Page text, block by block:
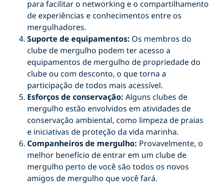
para facilitar o networking e o compartilhamento
de experiências e conhecimentos entre os
mergulhadores.
Suporte de equipamentos: Os membros do
clube de mergulho podem ter acesso a
equipamentos de mergulho de propriedade do
clube ou com desconto, o que torna a
participação de todos mais acessível.
Esforços de conservação: Alguns clubes de
mergulho estão envolvidos em atividades de
conservação ambiental, como limpeza de praias
e iniciativas de proteção da vida marinha.
Companheiros de mergulho: Provavelmente, o
melhor benefício de entrar em um clube de
mergulho perto de você são todos os novos
amigos de mergulho que você fará.